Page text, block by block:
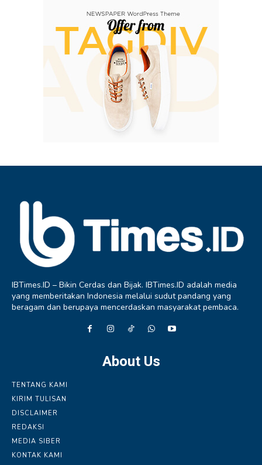
IBTimes.ID – Bikin Cerdas dan Bijak. IBTimes.ID adalah media
yang memberitakan Indonesia melalui sudut pandang yang
beragam dan berupaya mencerdaskan masyarakat pembaca.
About Us
TENTANG KAMI
KIRIM TULISAN
DISCLAIMER
REDAKSI
MEDIA SIBER
KONTAK KAMI